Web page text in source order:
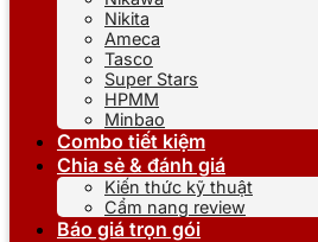
Nikita
Ameca
Tasco
Super Stars
HPMM
Minbao
Combo tiết kiệm
Chia sẻ & đánh giá
Kiến thức kỹ thuật
Cẩm nang review
Báo giá trọn gói